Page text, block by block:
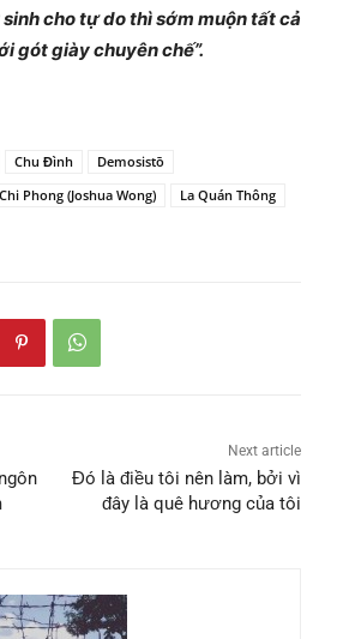
sinh cho tự do thì sớm muộn tất cả
gót giày chuyên chế”.
Chu Đình
Demosistō
Phong (Joshua Wong)
La Quán Thông
Next article
Đó là điều tôi nên làm, bởi vì
đây là quê hương của tôi